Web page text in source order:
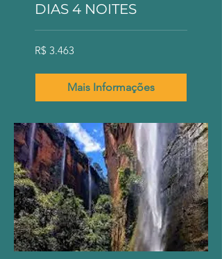
DIAS 4 NOITES
3.463
Reais
R$ 3.463
Mais Informações